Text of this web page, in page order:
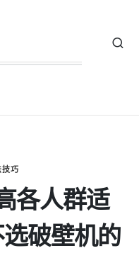
技巧
各人群适
破壁机的